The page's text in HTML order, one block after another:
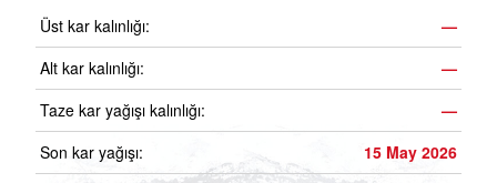
Üst kar kalınlığı:
—
Alt kar kalınlığı:
—
Taze kar yağışı kalınlığı:
—
Son kar yağışı:
15 May 2026